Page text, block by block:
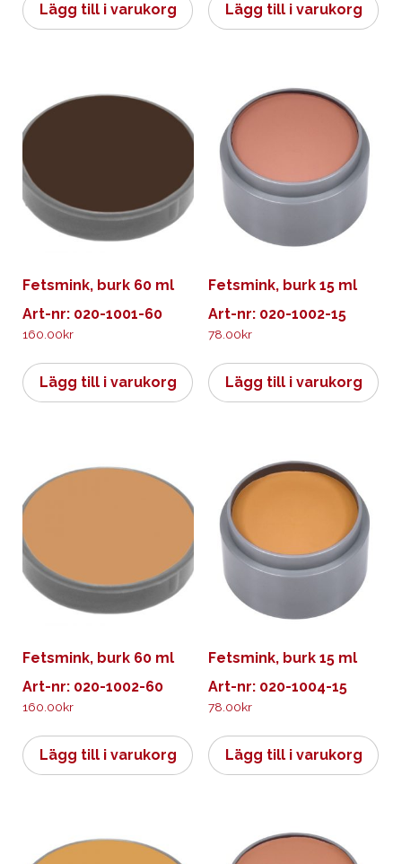
Lägg till i varukorg Lägg till i varukorg
Fetsmink, burk 60 ml
Art-nr: 020-1001-60
160.00kr
Lägg till i varukorg
Fetsmink, burk 15 ml
Art-nr: 020-1002-15
78.00kr
Lägg till i varukorg
Fetsmink, burk 60 ml
Art-nr: 020-1002-60
160.00kr
Lägg till i varukorg
Fetsmink, burk 15 ml
Art-nr: 020-1004-15
78.00kr
Lägg till i varukorg